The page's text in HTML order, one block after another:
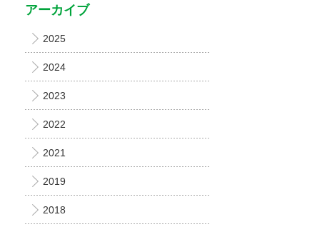
アーカイブ
2025
2024
2023
2022
2021
2019
2018